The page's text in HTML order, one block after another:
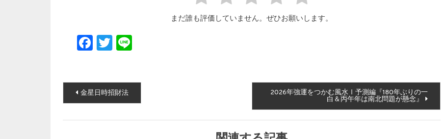
まだ誰も評価していません。ぜひお願いします。
Facebook
Twitter
Line
投稿ナビゲーション
金星日時招財法
2026年強運をつかむ風水Ⅰ予測編『180年ぶりの一
白＆丙午年は南北問題が懸念』